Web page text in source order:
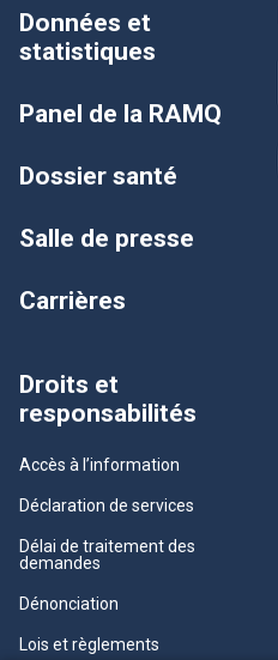
Données et
statistiques
Panel de la RAMQ
Dossier santé
Salle de presse
Carrières
Droits et
responsabilités
Accès à l’information
Déclaration de services
Délai de traitement des
demandes
Dénonciation
Lois et règlements